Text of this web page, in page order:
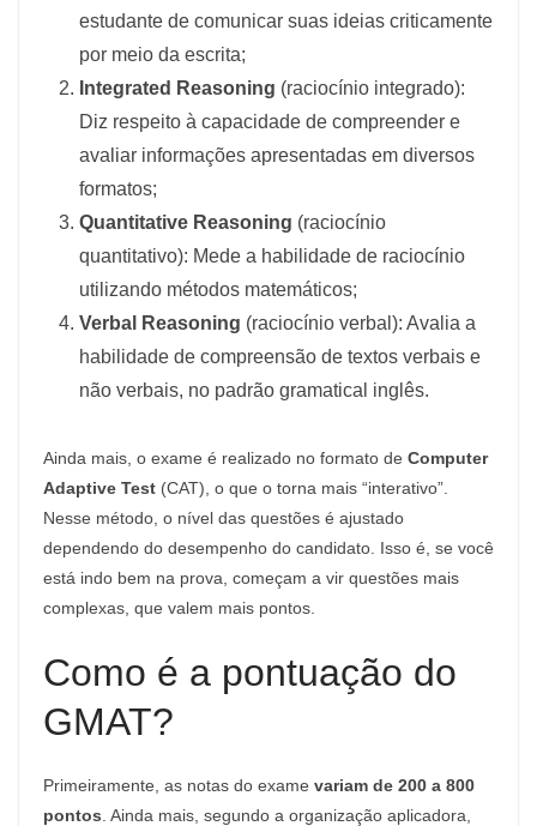
estudante de comunicar suas ideias criticamente
por meio da escrita;
Integrated Reasoning (raciocínio integrado):
Diz respeito à capacidade de compreender e
avaliar informações apresentadas em diversos
formatos;
Quantitative Reasoning (raciocínio
quantitativo): Mede a habilidade de raciocínio
utilizando métodos matemáticos;
Verbal Reasoning (raciocínio verbal): Avalia a
habilidade de compreensão de textos verbais e
não verbais, no padrão gramatical inglês.
Ainda mais, o exame é realizado no formato de Computer
Adaptive Test (CAT), o que o torna mais “interativo”.
Nesse método, o nível das questões é ajustado
dependendo do desempenho do candidato. Isso é, se você
está indo bem na prova, começam a vir questões mais
complexas, que valem mais pontos.
Como é a pontuação do
GMAT?
Primeiramente, as notas do exame variam de 200 a 800
pontos . Ainda mais, segundo a organização aplicadora,